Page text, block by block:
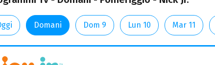
Domani Dom 9 Lun 10 Mar 11